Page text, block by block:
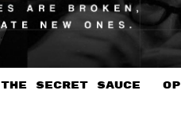
THE SECRET SAUCE​